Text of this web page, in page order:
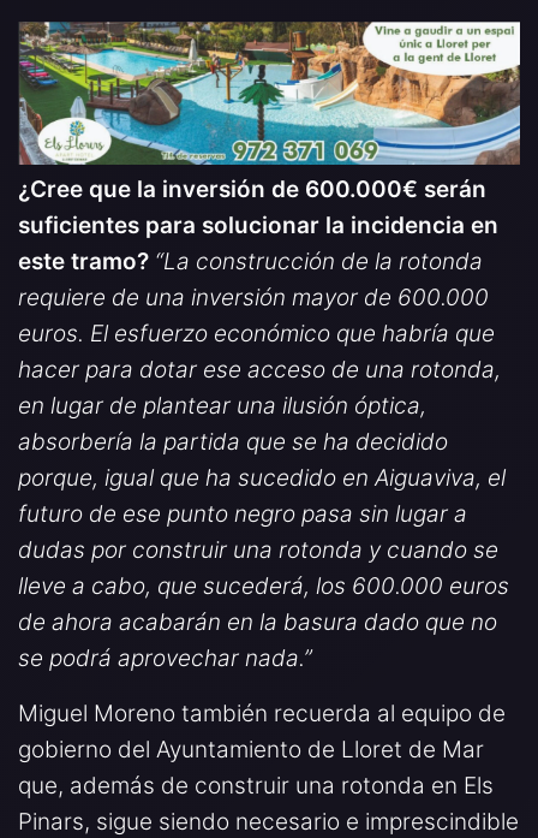
¿Cree que la inversión de 600.000€ serán
suficientes para solucionar la incidencia en
este tramo? “La construcción de la rotonda
requiere de una inversión mayor de 600.000
euros. El esfuerzo económico que habría que
hacer para dotar ese acceso de una rotonda,
en lugar de plantear una ilusión óptica,
absorbería la partida que se ha decidido
porque, igual que ha sucedido en Aiguaviva, el
futuro de ese punto negro pasa sin lugar a
dudas por construir una rotonda y cuando se
lleve a cabo, que sucederá, los 600.000 euros
de ahora acabarán en la basura dado que no
se podrá aprovechar nada.”
Miguel Moreno también recuerda al equipo de
gobierno del Ayuntamiento de Lloret de Mar
que, además de construir una rotonda en Els
Pinars, sigue siendo necesario e imprescindible